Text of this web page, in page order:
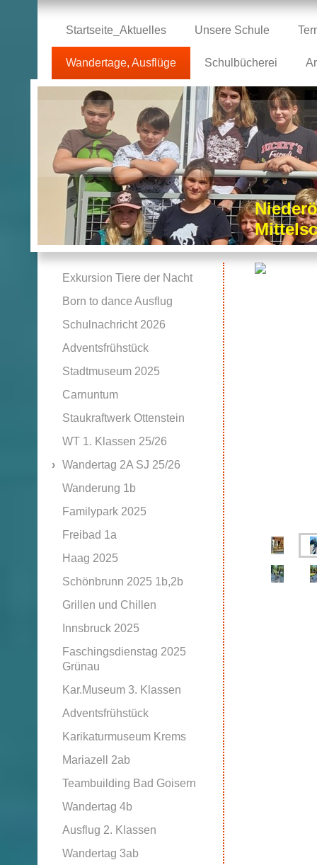
Startseite_Aktuelles Unsere Schule
Wandertage, Ausflüge Schulbücherei
Exkursion Tiere der Nacht
Born to dance Ausflug
Schulnachricht 2026
Adventsfrühstück
Stadtmuseum 2025
Carnuntum
Staukraftwerk Ottenstein
WT 1. Klassen 25/26
Wandertag 2A SJ 25/26
Wanderung 1b
Familypark 2025
Freibad 1a
Haag 2025
Schönbrunn 2025 1b,2b
Grillen und Chillen
Innsbruck 2025
Faschingsdienstag 2025
Grünau
Kar.Museum 3. Klassen
Adventsfrühstück
Karikaturmuseum Krems
Mariazell 2ab
Teambuilding Bad Goisern
Wandertag 4b
Ausflug 2. Klassen
Wandertag 3ab